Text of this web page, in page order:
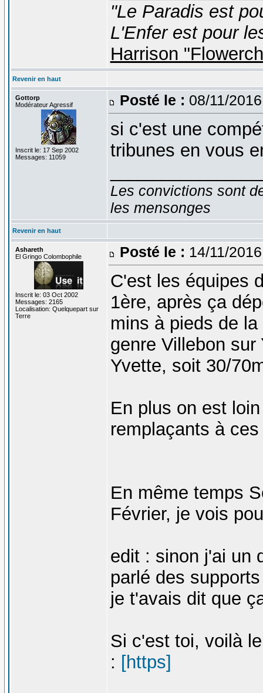
"Le Paradis est
L'Enfer est pour
Harrison
Revenir en haut
Gottorp
Modérateur Agressif
Inscrit le: 17 Sep 2002
Messages: 11059
Posté le : 08/11/
si c'est une
tribunes en vous
Les convictions sont
les mensonges
Revenir en haut
Ashareth
El Gringo Colombophile
Inscrit le: 03 Oct 2002
Messages: 2165
Localisation: Quelquepart sur
Terre
Posté le : 14/11/
C'est les équipes
1ère, après ça
mins à pieds de
genre Villebon
Yvette, soit 30/
En plus on est
remplaçants à
En même temps
Février, je vois
edit : sinon j'ai un
parlé des
je t'avais dit que
Si c'est toi, voilà
: [https]